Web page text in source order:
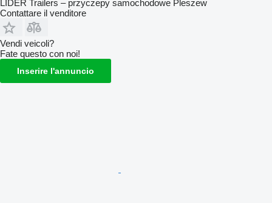
LIDER Trailers – przyczepy samochodowe Pleszew
Contattare il venditore
Vendi veicoli?
Fate questo con noi!
Inserire l'annuncio